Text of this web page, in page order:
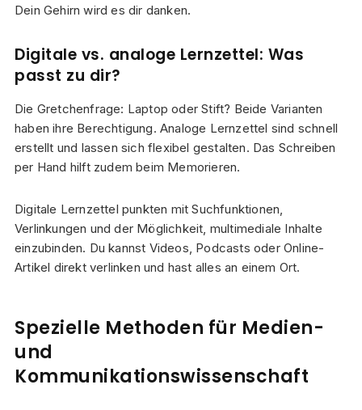
Dein Gehirn wird es dir danken.
Digitale vs. analoge Lernzettel: Was
passt zu dir?
Die Gretchenfrage: Laptop oder Stift? Beide Varianten
haben ihre Berechtigung. Analoge Lernzettel sind schnell
erstellt und lassen sich flexibel gestalten. Das Schreiben
per Hand hilft zudem beim Memorieren.
Digitale Lernzettel punkten mit Suchfunktionen,
Verlinkungen und der Möglichkeit, multimediale Inhalte
einzubinden. Du kannst Videos, Podcasts oder Online-
Artikel direkt verlinken und hast alles an einem Ort.
Spezielle Methoden für Medien-
und
Kommunikationswissenschaft